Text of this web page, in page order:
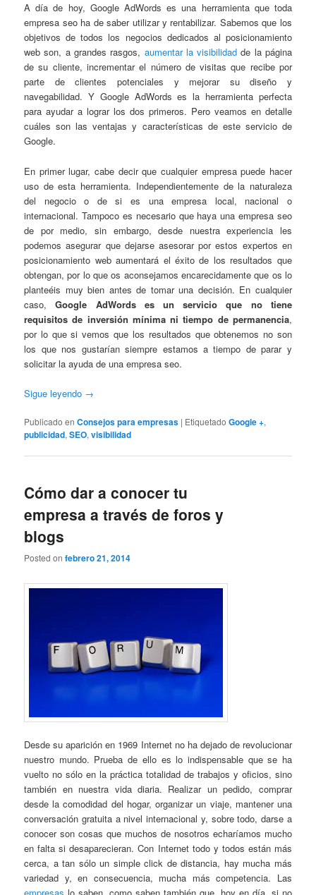
A día de hoy, Google AdWords es una herramienta que toda
empresa seo ha de saber utilizar y rentabilizar. Sabemos que los
objetivos de todos los negocios dedicados al posicionamiento
web son, a grandes rasgos, aumentar la visibilidad de la página
de su cliente, incrementar el número de visitas que recibe por
parte de clientes potenciales y mejorar su diseño y
navegabilidad. Y Google AdWords es la herramienta perfecta
para ayudar a lograr los dos primeros. Pero veamos en detalle
cuáles son las ventajas y características de este servicio de
Google.
En primer lugar, cabe decir que cualquier empresa puede hacer
uso de esta herramienta. Independientemente de la naturaleza
del negocio o de si es una empresa local, nacional o
internacional. Tampoco es necesario que haya una empresa seo
de por medio, sin embargo, desde nuestra experiencia les
podemos asegurar que dejarse asesorar por estos expertos en
posicionamiento web aumentará el éxito de los resultados que
obtengan, por lo que os aconsejamos encarecidamente que os lo
planteéis muy bien antes de tomar una decisión. En cualquier
caso,Google AdWords es un servicio que no tiene
requisitos de inversión mínima ni tiempo de permanencia,
por lo que si vemos que los resultados que obtenemos no son
los que nos gustarían siempre estamos a tiempo de parar y
solicitar la ayuda de una empresa seo.
Sigue leyendo →
Publicado en Consejos para empresas | Etiquetado Google +,
publicidad,SEO,visibilidad
Cómo dar a conocer tu
empresa a través de foros y
blogs
Posted onfebrero 21, 2014
Desde su aparición en 1969 Internet no ha dejado de revolucionar
nuestro mundo. Prueba de ello es lo indispensable que se ha
vuelto no sólo en la práctica totalidad de trabajos y oficios, sino
también en nuestra vida diaria. Realizar un pedido, comprar
desde la comodidad del hogar, organizar un viaje, mantener una
conversación gratuita a nivel internacional y, sobre todo, darse a
conocer son cosas que muchos de nosotros echaríamos mucho
en falta si desaparecieran. Con Internet todo y todos están más
cerca, a tan sólo un simple click de distancia, hay mucha más
variedad y, en consecuencia, mucha más competencia. Las